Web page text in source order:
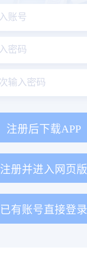
注册后下载APP
注册并进入网页版
已有账号直接登录